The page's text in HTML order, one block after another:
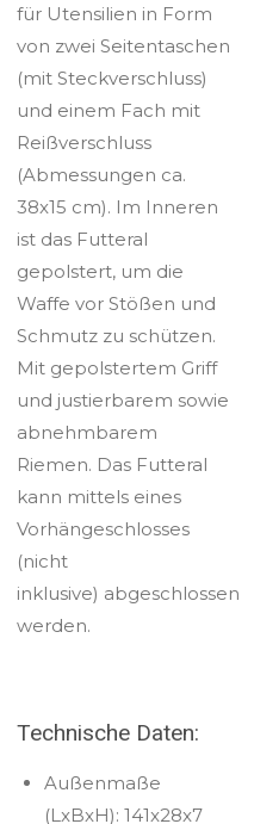
für Utensilien in Form
von zwei Seitentaschen
(mit Steckverschluss)
und einem Fach mit
Reißverschluss
(Abmessungen ca.
38x15 cm). Im Inneren
ist das Futteral
gepolstert, um die
Waffe vor Stößen und
Schmutz zu schützen.
Mit gepolstertem Griff
und justierbarem sowie
abnehmbarem
Riemen. Das Futteral
kann mittels eines
Vorhängeschlosses
(nicht
inklusive) abgeschlossen
werden.
Technische Daten:
Außenmaße
(LxBxH): 141x28x7